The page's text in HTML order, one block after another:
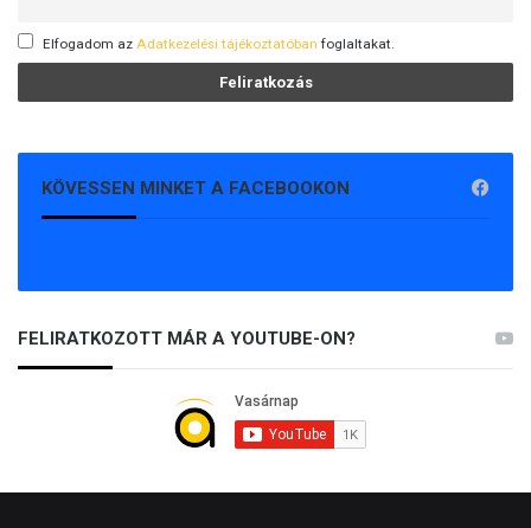
Elfogadom az Adatkezelési tájékoztatóban foglaltakat.
KÖVESSEN MINKET A FACEBOOKON
FELIRATKOZOTT MÁR A YOUTUBE-ON?